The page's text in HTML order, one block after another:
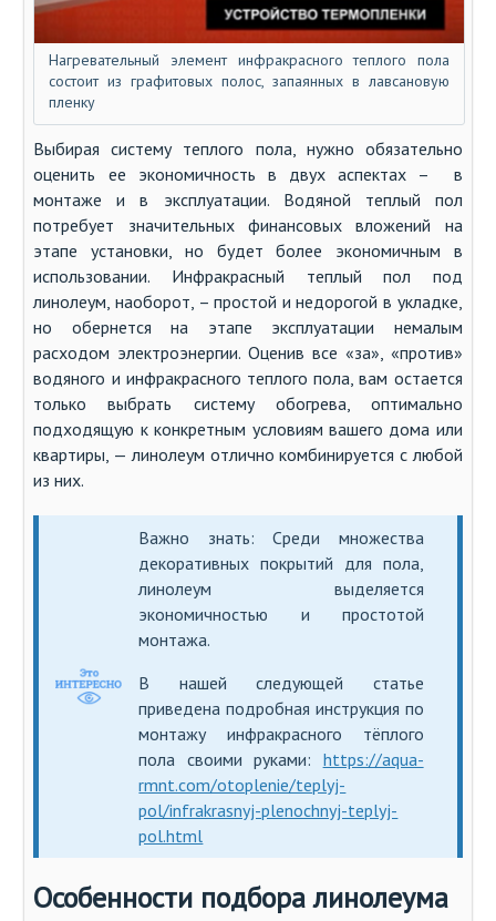
Нагревательный элемент инфракрасного теплого пола
состоит из графитовых полос, запаянных в лавсановую
пленку
Выбирая систему теплого пола, нужно обязательно
оценить ее экономичность в двух аспектах – в
монтаже и в эксплуатации. Водяной теплый пол
потребует значительных финансовых вложений на
этапе установки, но будет более экономичным в
использовании. Инфракрасный теплый пол под
линолеум, наоборот, – простой и недорогой в укладке,
но обернется на этапе эксплуатации немалым
расходом электроэнергии. Оценив все «за», «против»
водяного и инфракрасного теплого пола, вам остается
только выбрать систему обогрева, оптимально
подходящую к конкретным условиям вашего дома или
квартиры, — линолеум отлично комбинируется с любой
из них.
Важно знать: Среди множества
декоративных покрытий для пола,
линолеум выделяется
экономичностью и простотой
монтажа.
В нашей следующей статье
приведена подробная инструкция по
монтажу инфракрасного тёплого
пола своими руками: https://aqua-
rmnt.com/otoplenie/teplyj-
pol/infrakrasnyj-plenochnyj-teplyj-
pol.html
Особенности подбора линолеума